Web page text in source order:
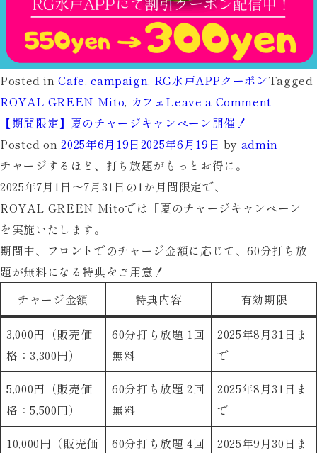
Posted inCafe,campaign, RG水戸APPクーポンTagged
ROYAL GREEN Mito, カフェLeave a Comment
月
～
水
APP
で
ロ
ヤ
ル
物
【期間限定】夏のチャージキャンペーン開催！
Posted on2025年6月19日2025年6月19日 by admin
チャージするほど、打ち放題がもっとお得に。
2025年7月1日〜7月31日の1か月間限定で、
ROYAL GREEN Mitoでは「夏のチャージキャンペーン」
を実施いたします。
期間中、フロントでのチャージ金額に応じて、60分打ち放
題が無料になる特典をご用意！
チャージ金額
特典内容 有効期限
3,000円（販売価
格：3,300円）
60分打ち放題 1回
無料
2025年8月31日ま
で
5,000円（販売価
格：5,500円）
60分打ち放題 2回
無料
2025年8月31日ま
で
10,000円（販売価
60分打ち放題 4回
2025年9月30日ま